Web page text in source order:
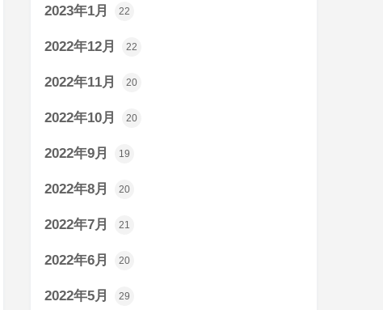
2023年1月 22
2022年12月 22
2022年11月 20
2022年10月 20
2022年9月 19
2022年8月 20
2022年7月 21
2022年6月 20
2022年5月 29